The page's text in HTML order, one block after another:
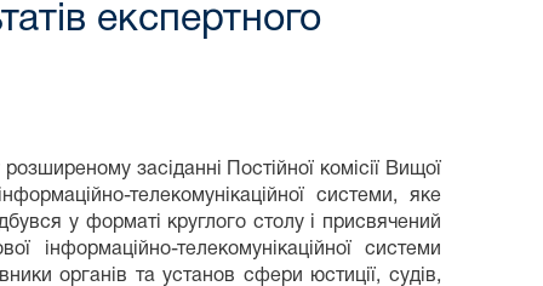
експертного
засіданні Постійної комісії Вищої
телекомунікаційної системи, яке
у форматі круглого столу і присвячений
інформаційно-телекомунікаційної системи
органів та установ сфери юстиції, судів,